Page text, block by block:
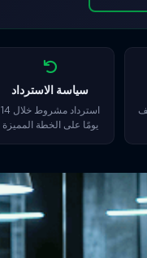
سياسة الاسترداد
استرداد مشروط خلال 14
يومًا على الخطة المميزة